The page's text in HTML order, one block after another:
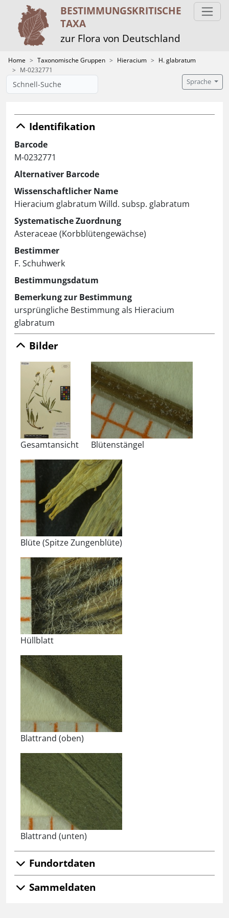
BESTIMMUNGS­KRITISCHE
TAXA
zur Flora von Deutschland
Home Taxonomische Gruppen Hieracium
H. glabratum
M-0232771
Sprache
Identifikation
Barcode
M-0232771
Alternativer Barcode
Wissenschaftlicher Name
Hieracium glabratum Willd. subsp. glabratum
Systematische Zuordnung
Asteraceae (Korbblütengewächse)
Bestimmer
F. Schuhwerk
Bestimmungsdatum
Bemerkung zur Bestimmung
ursprüngliche Bestimmung als Hieracium
glabratum
Bilder
Gesamtansicht Blütenstängel
Blüte (Spitze Zungenblüte)
Hüllblatt
Blattrand (oben)
Blattrand (unten)
Fundortdaten
Sammeldaten